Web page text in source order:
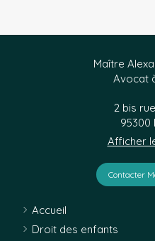
Maître
Avocat
2 bis
95300
Afficher
Contacter
Accueil
Droit des enfants